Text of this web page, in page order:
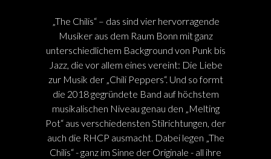
„The Chilis“ – das sind vier hervorragende
Musiker aus dem Raum Bonn mit ganz
unterschiedlichem Background von Punk bis
Jazz, die vor allem eines vereint: Die Liebe
zur Musik der „Chili Peppers“. Und so formt
die 2018 gegründete Band auf höchstem
musikalischen Niveau genau den „Melting
Pot“ aus verschiedensten Stilrichtungen, der
auch die RHCP ausmacht. Dabei legen „The
Chilis“ - ganz im Sinne der Originale - all ihre